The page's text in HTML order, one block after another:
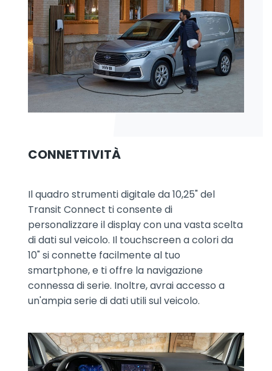
CONNETTIVITÀ
Il quadro strumenti digitale da 10,25" del
Transit Connect ti consente di
personalizzare il display con una vasta scelta
di dati sul veicolo. Il touchscreen a colori da
10" si connette facilmente al tuo
smartphone, e ti offre la navigazione
connessa di serie. Inoltre, avrai accesso a
un'ampia serie di dati utili sul veicolo.